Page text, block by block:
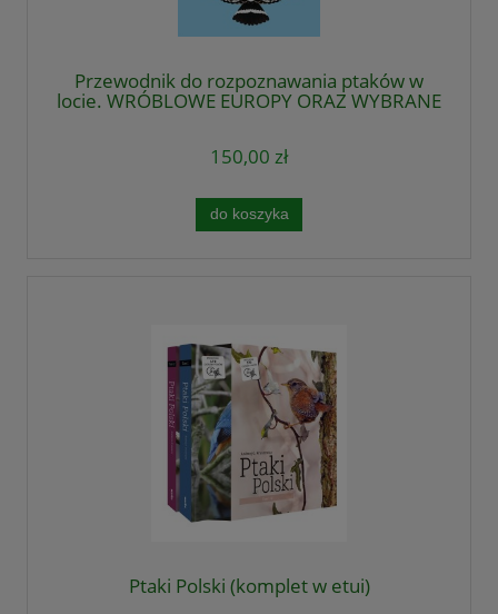
Przewodnik do rozpoznawania ptaków w
locie. WRÓBLOWE EUROPY ORAZ WYBRANE
150,00 zł
do koszyka
Ptaki Polski (komplet w etui)